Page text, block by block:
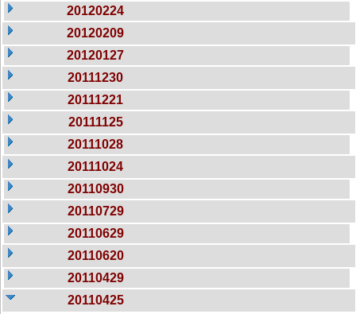
20120224
20120209
20120127
20111230
20111221
20111125
20111028
20111024
20110930
20110729
20110629
20110620
20110429
20110425